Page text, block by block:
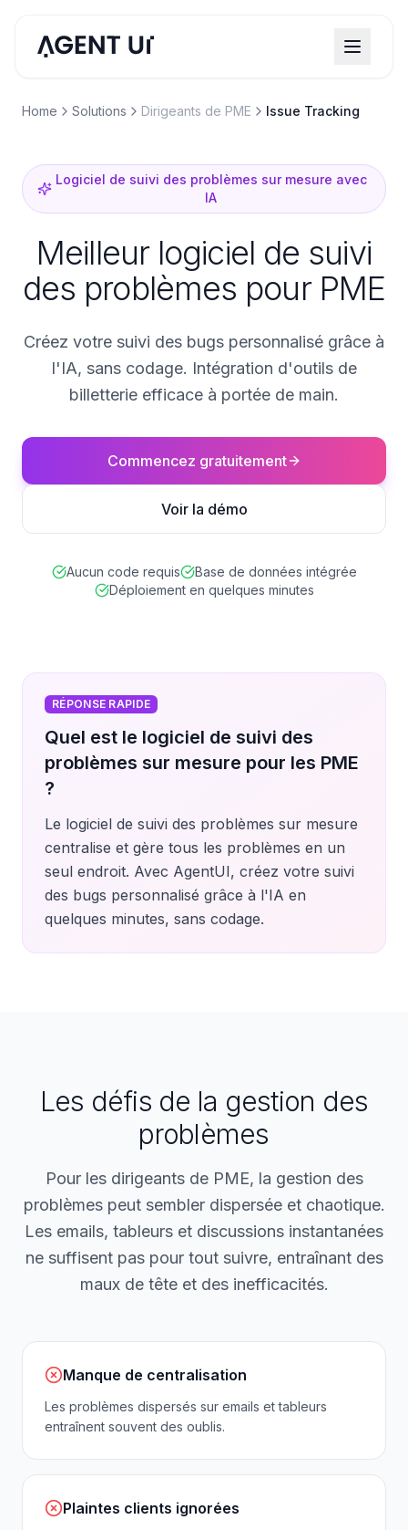
Home Solutions Dirigeants de PME Issue Tracking
Logiciel de suivi des problèmes sur mesure avec
IA
Meilleur logiciel de suivi
des problèmes pour PME
Créez votre suivi des bugs personnalisé grâce à
l'IA, sans codage. Intégration d'outils de
billetterie efficace à portée de main.
Commencez gratuitement
Voir la démo
Aucun code requis
Base de données intégrée
Déploiement en quelques minutes
RÉPONSE RAPIDE
Quel est le logiciel de suivi des
problèmes sur mesure pour les PME
?
Le logiciel de suivi des problèmes sur mesure
centralise et gère tous les problèmes en un
seul endroit. Avec AgentUI, créez votre suivi
des bugs personnalisé grâce à l'IA en
quelques minutes, sans codage.
Les défis de la gestion des
problèmes
Pour les dirigeants de PME, la gestion des
problèmes peut sembler dispersée et chaotique.
Les emails, tableurs et discussions instantanées
ne suffisent pas pour tout suivre, entraînant des
maux de tête et des inefficacités.
Manque de centralisation
Les problèmes dispersés sur emails et tableurs
entraînent souvent des oublis.
Plaintes clients ignorées